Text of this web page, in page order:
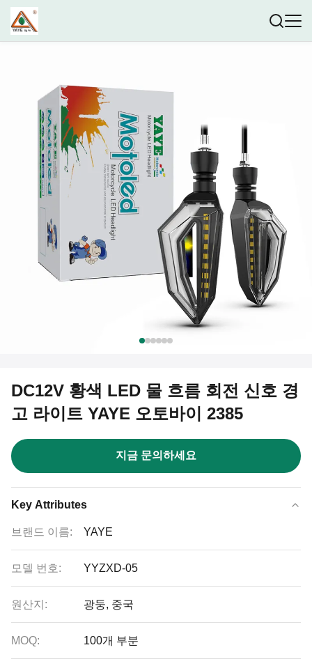
DC12V 황색 LED 물 흐름 회전 신호 경
고 라이트 YAYE 오토바이 2385
지금 문의하세요
Key Attributes
브랜드 이름: YAYE
모델 번호: YYZXD-05
원산지: 광둥, 중국
MOQ: 100개 부분